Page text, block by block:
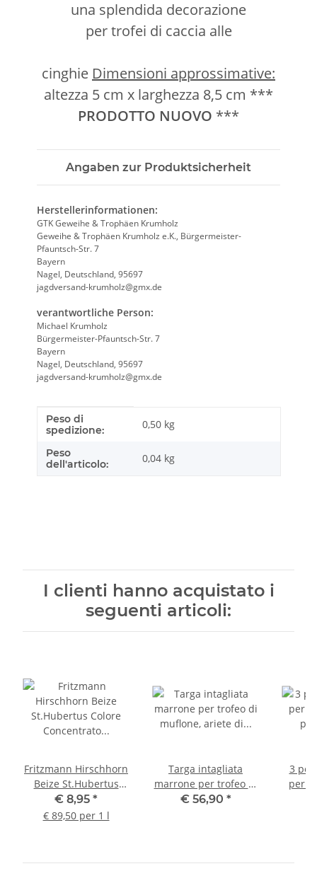
una splendida decorazione
per trofei di caccia alle
cinghie Dimensioni approssimative:
altezza 5 cm x larghezza 8,5 cm ***
PRODOTTO NUOVO ***
Angaben zur Produktsicherheit
Herstellerinformationen:
GTK Geweihe & Trophäen Krumholz
Geweihe & Trophäen Krumholz e.K., Bürgermeister-
Pfauntsch-Str. 7
Bayern
Nagel, Deutschland, 95697
jagdversand-krumholz@gmx.de
verantwortliche Person:
Michael Krumholz
Bürgermeister-Pfauntsch-Str. 7
Bayern
Nagel, Deutschland, 95697
jagdversand-krumholz@gmx.de
Caratteristica prodotto
Valore
Peso di
spedizione:
0,50 kg
Peso
dell'articolo:
0,04 kg
I clienti hanno acquistato i
seguenti articoli:
Fritzmann Hirschhorn
Beize St.Hubertus
Colore Concentrato
100 ml
€ 8,95 *
€ 89,50 per 1 l
Targa intagliata
marrone per trofeo di
muflone, ariete di
€ 56,90 *
3
per